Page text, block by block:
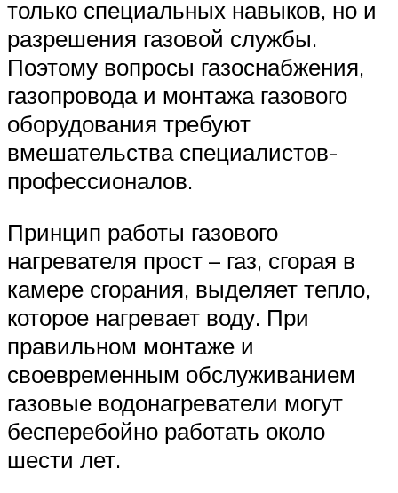
только специальных навыков, но и
разрешения газовой службы.
Поэтому вопросы газоснабжения,
газопровода и монтажа газового
оборудования требуют
вмешательства специалистов-
профессионалов.
Принцип работы газового
нагревателя прост – газ, сгорая в
камере сгорания, выделяет тепло,
которое нагревает воду. При
правильном монтаже и
своевременным обслуживанием
газовые водонагреватели могут
бесперебойно работать около
шести лет.